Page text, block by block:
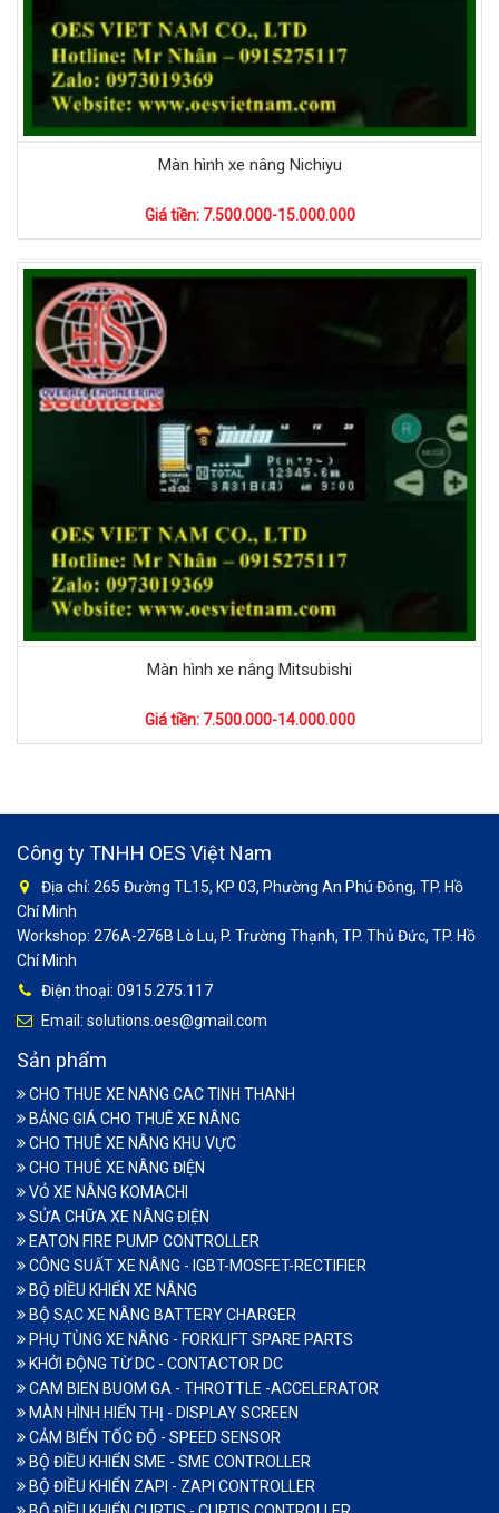
Màn hình xe nâng Nichiyu
Giá tiền: 7.500.000-15.000.000
Màn hình xe nâng Mitsubishi
Giá tiền: 7.500.000-14.000.000
Công ty TNHH OES Việt Nam
Địa chỉ: 265 Đường TL15, KP 03, Phường An Phú Đông, TP. Hồ
Chí Minh
Workshop: 276A-276B Lò Lu, P. Trường Thạnh, TP. Thủ Đức, TP. Hồ
Chí Minh
Điện thoại: 0915.275.117
Email: solutions.oes@gmail.com
Sản phẩm
CHO THUE XE NANG CAC TINH THANH
BẢNG GIÁ CHO THUÊ XE NÂNG
CHO THUÊ XE NÂNG KHU VỰC
CHO THUÊ XE NÂNG ĐIỆN
VỎ XE NÂNG KOMACHI
SỬA CHỮA XE NÂNG ĐIỆN
EATON FIRE PUMP CONTROLLER
CÔNG SUẤT XE NÂNG - IGBT-MOSFET-RECTIFIER
BỘ ĐIỀU KHIỂN XE NÂNG
BỘ SẠC XE NÂNG BATTERY CHARGER
PHỤ TÙNG XE NÂNG - FORKLIFT SPARE PARTS
KHỞI ĐỘNG TỪ DC - CONTACTOR DC
CAM BIEN BUOM GA - THROTTLE -ACCELERATOR
MÀN HÌNH HIỂN THỊ - DISPLAY SCREEN
CẢM BIẾN TỐC ĐỘ - SPEED SENSOR
BỘ ĐIỀU KHIỂN SME - SME CONTROLLER
BỘ ĐIỀU KHIỂN ZAPI - ZAPI CONTROLLER